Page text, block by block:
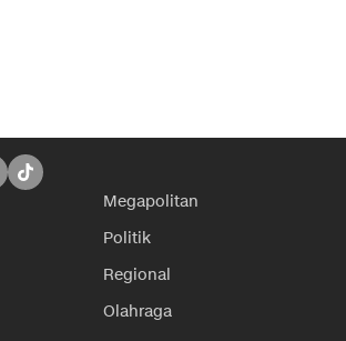
Megapolitan
Politik
Regional
Olahraga